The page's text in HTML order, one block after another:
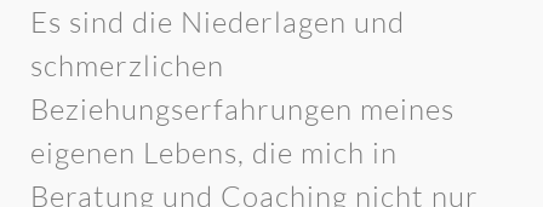
Es sind die Niederlagen und
schmerzlichen
Beziehungserfahrungen meines
eigenen Lebens, die mich in
Beratung und Coaching nicht nur